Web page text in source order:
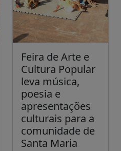
Feira de Arte e
Cultura Popular
leva música,
poesia e
apresentações
culturais para a
comunidade de
Santa Maria